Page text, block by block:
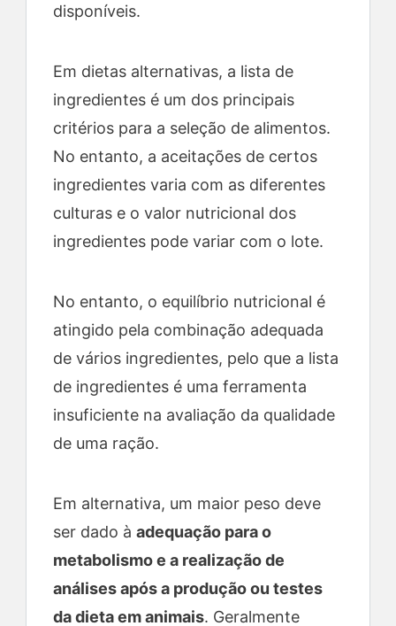
disponíveis.
Em dietas alternativas, a lista de
ingredientes é um dos principais
critérios para a seleção de alimentos.
No entanto, a aceitações de certos
ingredientes varia com as diferentes
culturas e o valor nutricional dos
ingredientes pode variar com o lote.
No entanto, o equilíbrio nutricional é
atingido pela combinação adequada
de vários ingredientes, pelo que a lista
de ingredientes é uma ferramenta
insuficiente na avaliação da qualidade
de uma ração.
Em alternativa, um maior peso deve
ser dado à adequação para o
metabolismo e a realização de
análises após a produção ou testes
da dieta em animais. Geralmente